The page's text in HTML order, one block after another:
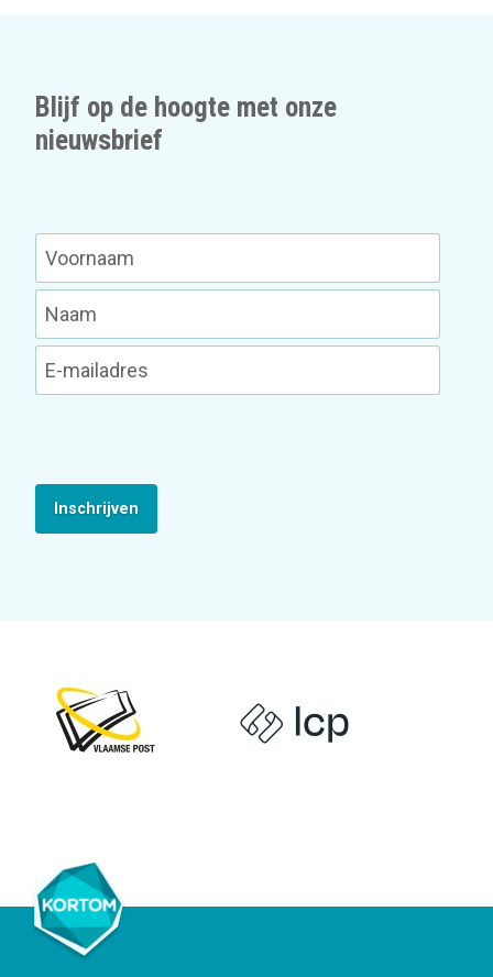
Blijf op de hoogte met onze
nieuwsbrief
Inschrijven